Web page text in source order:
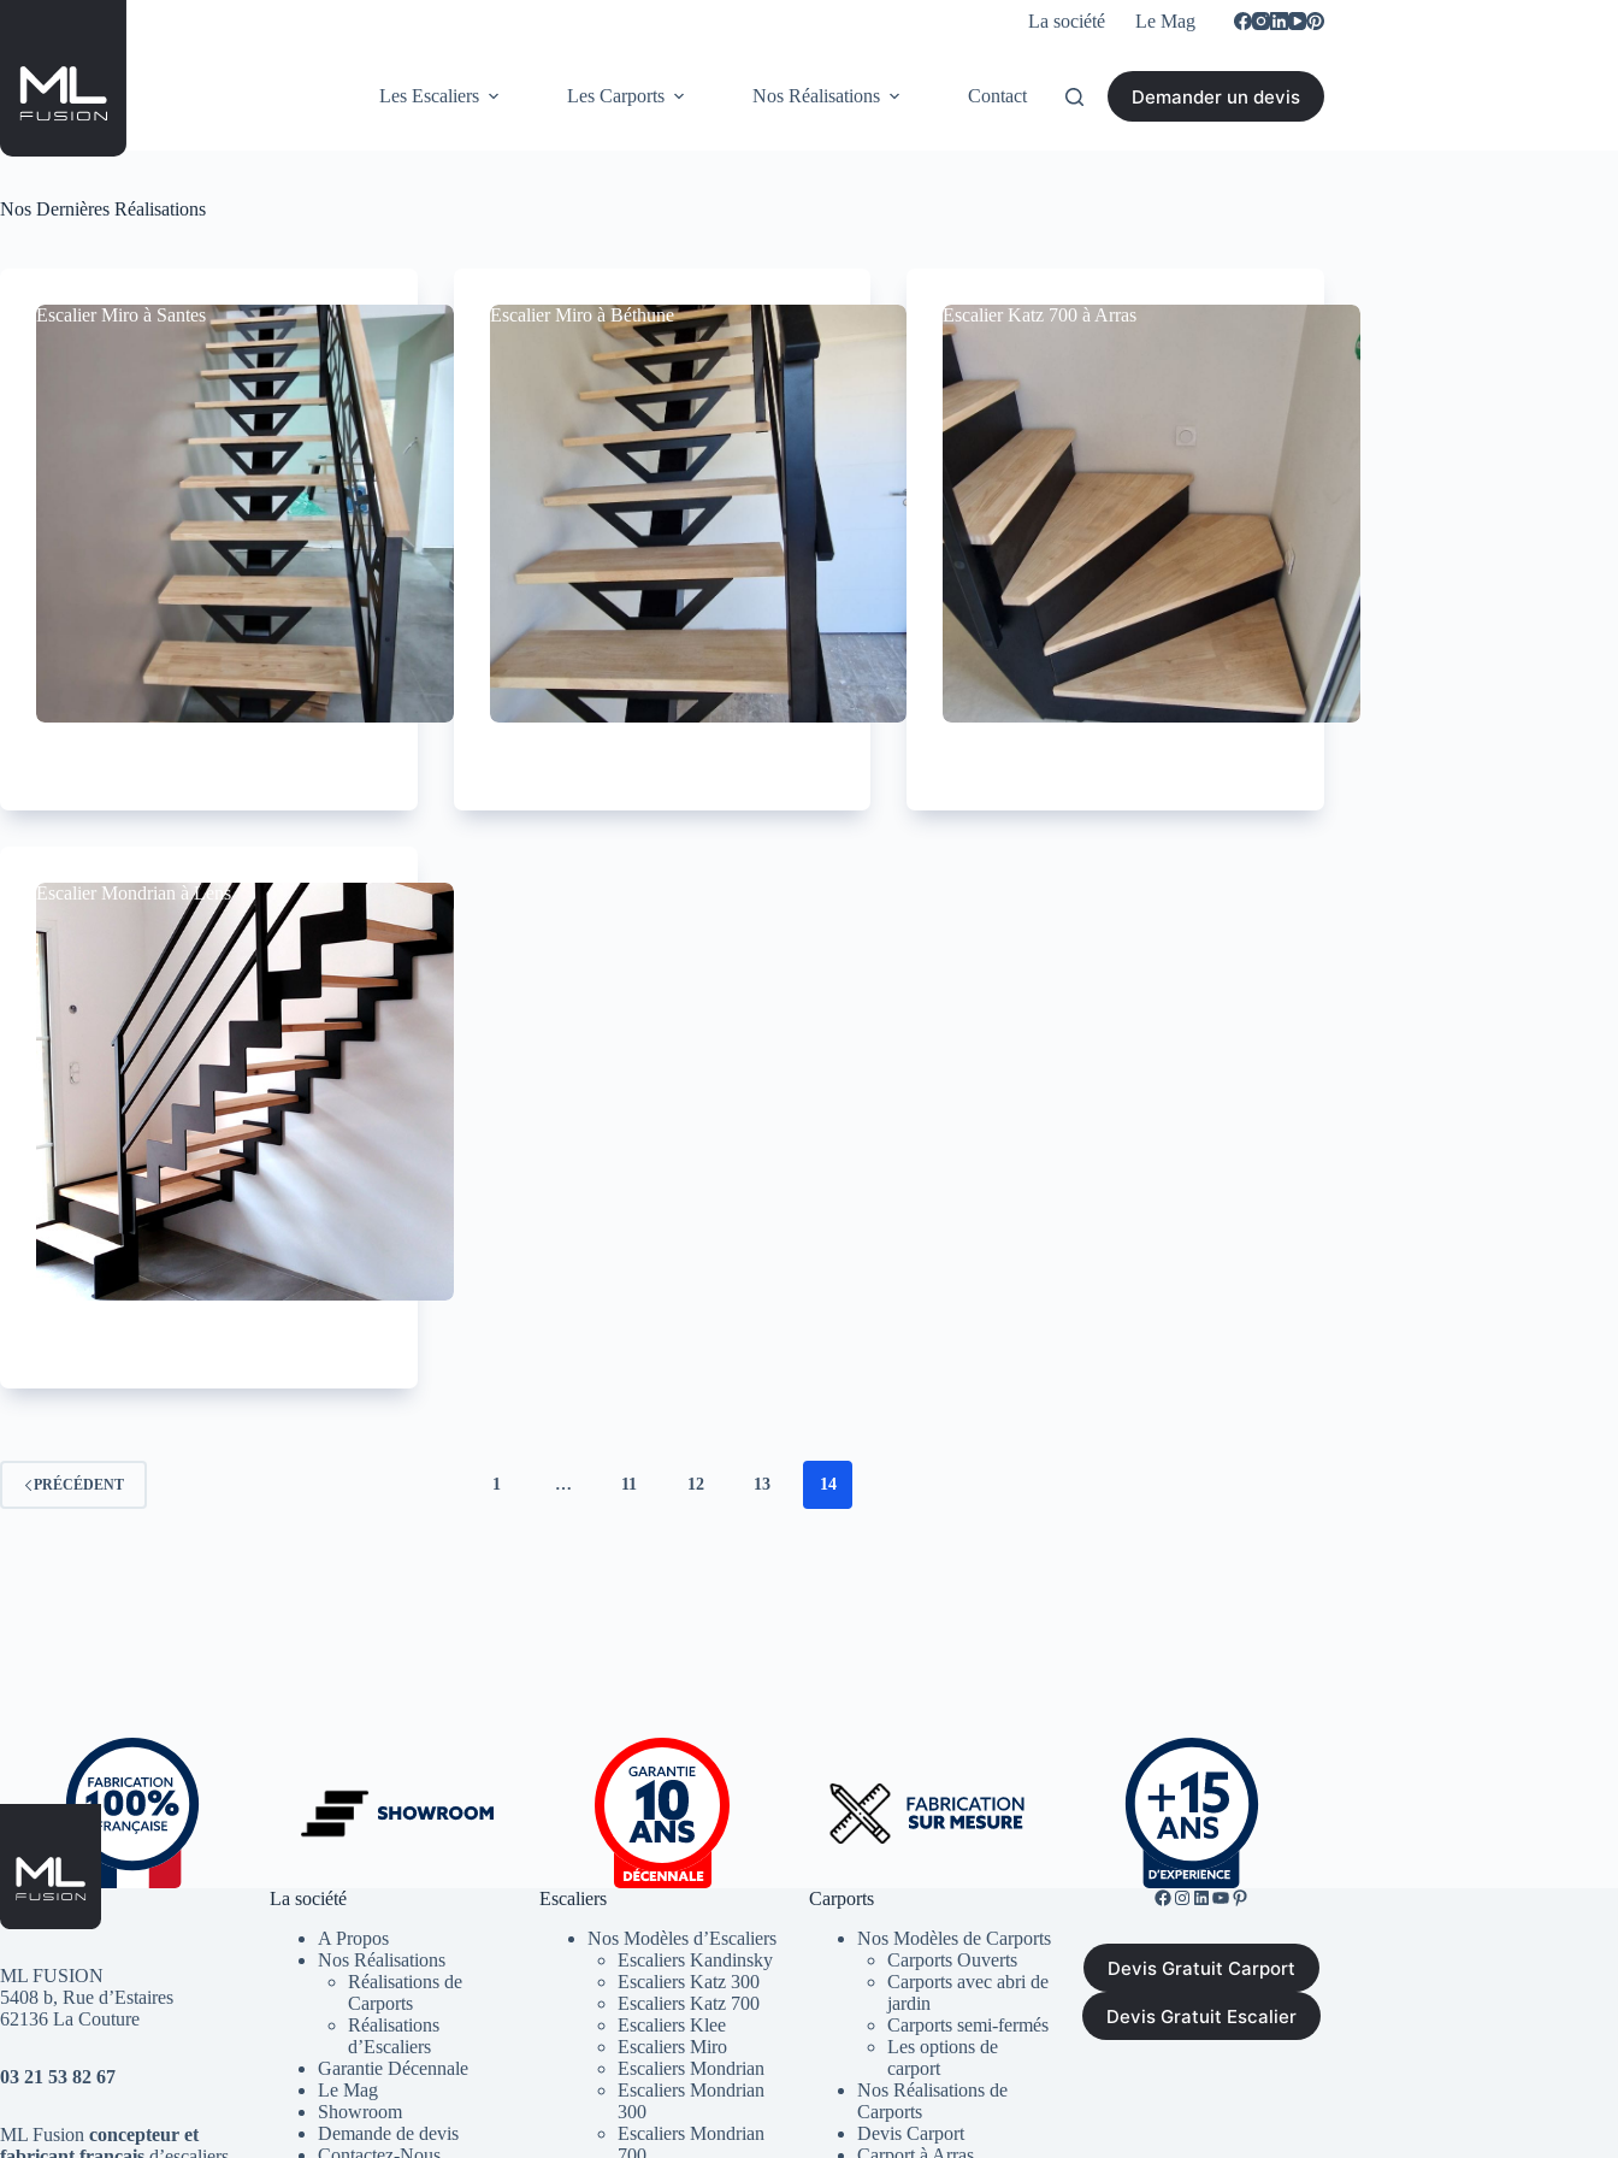
La société Le Mag
Les Escaliers Les Carports Nos Réalisations Contact Demander un devis
Nos Dernières Réalisations
Escalier Miro à Santes Escalier Miro à Béthune Escalier Katz 700 à Arras
Escalier Mondrian à Lens
PRÉCÉDENT 1 … 11 12 13 14
ML FUSION
5408 b, Rue d’Estaires
62136 La Couture
03 21 53 82 67
ML Fusion concepteur et
La société
A Propos
Nos Réalisations
Réalisations de
Carports
Réalisations
d’Escaliers
Garantie Décennale
Le Mag
Showroom
Demande de devis
Escaliers
Nos Modèles d’Escaliers
Escaliers Kandinsky
Escaliers Katz 300
Escaliers Katz 700
Escaliers Klee
Escaliers Miro
Escaliers Mondrian
Escaliers Mondrian
300
Escaliers Mondrian
Carports
Nos Modèles de Carports
Carports Ouverts
Carports avec abri de
jardin
Carports semi-fermés
Les options de
carport
Nos Réalisations de
Carports
Devis Carport
Facebook de ML Fusion
Instgram
LinkedIn
YouTube
Pinterest
Devis Gratuit Carport
Devis Gratuit Escalier